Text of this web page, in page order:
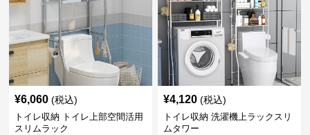
¥6,060 (税込)
トイレ収納 トイレ上部空間活用
スリムラック
¥4,120 (税込)
トイレ収納 洗濯機上ラックスリ
ムタワー